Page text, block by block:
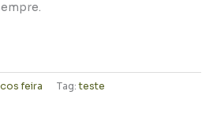
feira Tag:teste